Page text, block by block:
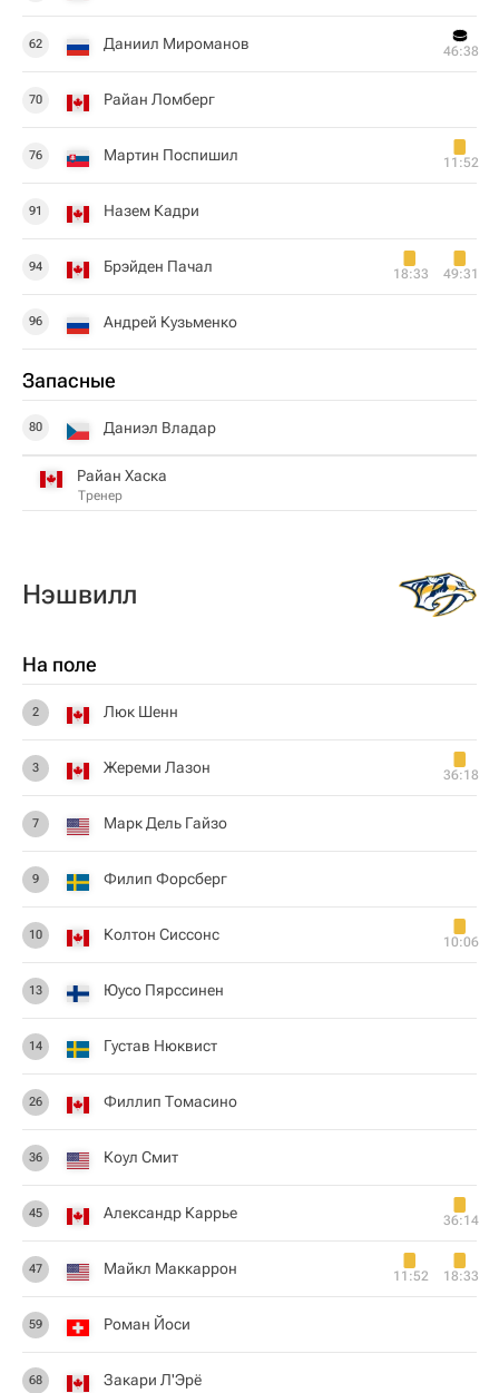
62 Даниил Мироманов 46:38
70 Райан Ломберг
76 Мартин Поспишил 11:52
91 Назем Кадри
94 Брэйден Пачал 18:33 49:31
96 Андрей Кузьменко
Запасные
80 Даниэл Владар
Райан Хаска
Тренер
Нэшвилл
На поле
2 Люк Шенн
3 Жереми Лазон 36:18
7 Марк Дель Гайзо
9 Филип Форсберг
10 Колтон Сиссонс 10:06
13 Юусо Пярссинен
14 Густав Нюквист
26 Филлип Томасино
36 Коул Смит
45 Александр Каррье 36:14
47 Майкл Маккаррон 11:52 18:33
59 Роман Йоси
68 Закари Л'Эрё